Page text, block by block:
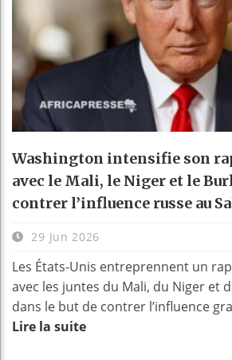
Washington intensifie son
avec le Mali, le Niger et le
contrer l’influence russe au
29 Jun 2026
Les États-Unis entreprennent un
avec les juntes du Mali, du Niger et
dans le but de contrer l’influence
Lire la suite